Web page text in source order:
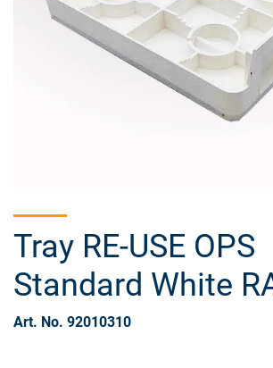
Tray RE-USE OPS
Standard White
Art. No. 92010310